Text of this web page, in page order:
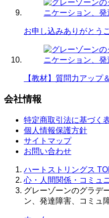
お申し込みありがとう
【教材】質問力アップ
会社情報
特定商取引法に基づく
個人情報保護方針
サイトマップ
お問い合わせ
ハートストリングス
心・人間関係・コミュ
グレーゾーンのグラデ
ン、発達障害、コミュ障